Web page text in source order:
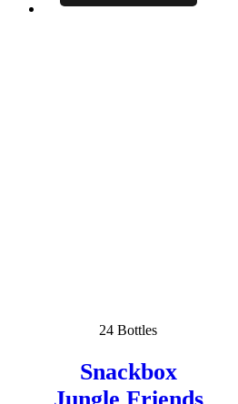
24 Bottles
Snackbox
Jungle Friends